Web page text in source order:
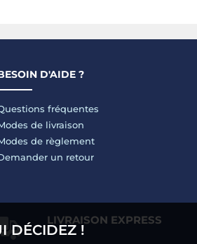
D'AIDE ?
fréquentes
de livraison
de règlement
un retour
LIVRAISON EXPRESS
DÉCIDEZ !